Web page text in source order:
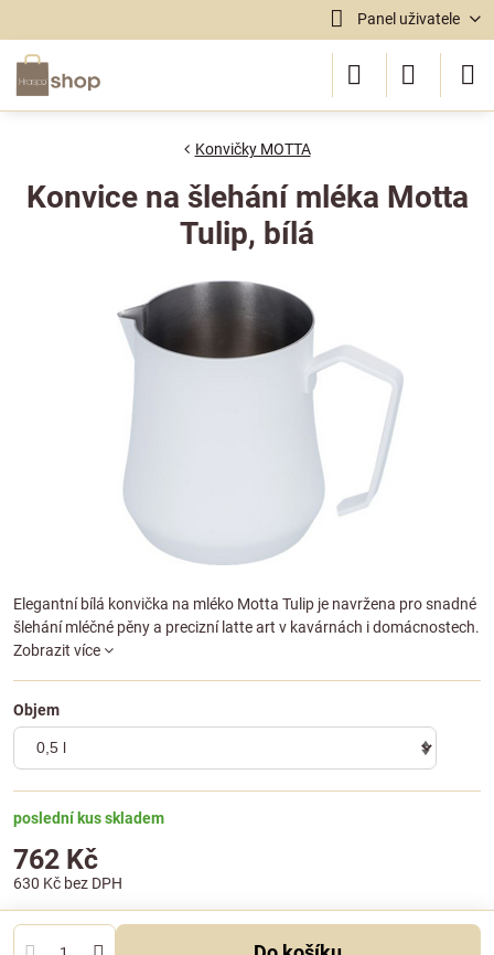
Panel uživatele
Konvičky MOTTA
Konvice na šlehání mléka Motta
Tulip, bílá
Elegantní bílá konvička na mléko Motta Tulip je navržena pro snadné
šlehání mléčné pěny a precizní latte art v kavárnách i domácnostech.
Zobrazit více
Objem
poslední kus skladem
762 Kč
630 Kč bez DPH